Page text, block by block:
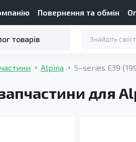
Повернення та обмін
товарів
Alpina 5–series E39
для